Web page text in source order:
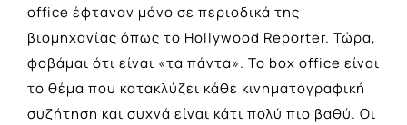
office έφταναν μόνο σε περιοδικά της
βιομηχανίας όπως το Hollywood Reporter. Τώρα,
φοβάμαι ότι είναι «τα πάντα». Το box office είναι
το θέμα που κατακλύζει κάθε κινηματογραφική
συζήτηση και συχνά είναι κάτι πολύ πιο βαθύ. Οι